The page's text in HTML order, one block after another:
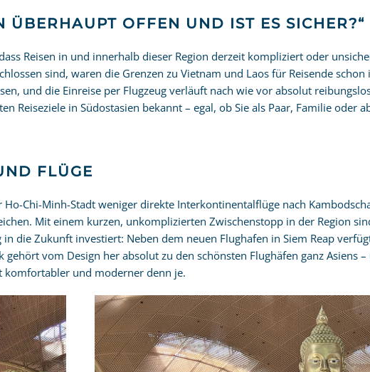
ÜBERHAUPT OFFEN UND IST ES SICHER?“
Reisen in und innerhalb dieser Region derzeit kompliziert oder
sind, waren die Grenzen zu Vietnam und Laos für Reisende
und die Einreise per Flugzeug verläuft nach wie vor absolut
Reiseziele in Südostasien bekannt – egal, ob Sie als Paar, Familie oder
FLÜGE
Chi-Minh-Stadt weniger direkte Interkontinentalflüge nach
Mit einem kurzen, unkomplizierten Zwischenstopp in der Region
die Zukunft investiert: Neben dem neuen Flughafen in Siem Reap
vom Design her absolut zu den schönsten Flughäfen ganz Asiens
komfortabler und moderner denn je.